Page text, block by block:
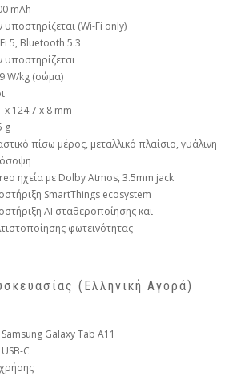
mAh
υποστηρίζεται (Wi-Fi only)
5, Bluetooth 5.3
υποστηρίζεται
W/kg (σώμα)
x 124.7 x 8 mm
g
πίσω μέρος, μεταλλικό πλαίσιο, γυάλινη
ηχεία με Dolby Atmos, 3.5mm jack
SmartThings ecosystem
AI σταθεροποίησης και
φωτεινότητας
(Ελληνική Αγορά)
Galaxy Tab A11
C